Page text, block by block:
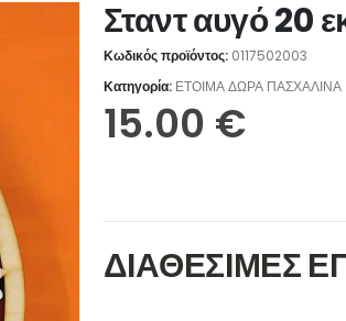
Σταντ αυγό 20
Κωδικός προϊόντος: 0117502003
Κατηγορία: ΕΤΟΙΜΑ ΔΩΡΑ ΠΑΣΧΑΛΙΝΑ
15.00 €
ΔΙΑΘΕΣΙΜΕΣ